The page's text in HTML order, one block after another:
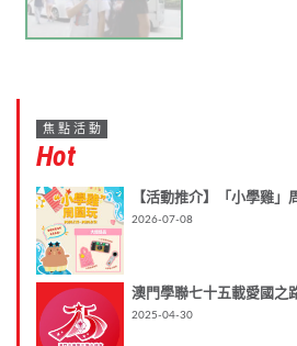
焦點活動
Hot
【活動推介】「小學雞」
2026-07-08
澳門學聯七十五載愛國之
2025-04-30